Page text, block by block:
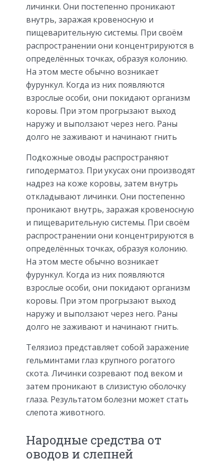
личинки. Они постепенно проникают
внутрь, заражая кровеносную и
пищеварительную системы. При своём
распространении они концентрируются в
определённых точках, образуя колонию.
На этом месте обычно возникает
фурункул. Когда из них появляются
взрослые особи, они покидают организм
коровы. При этом прогрызают выход
наружу и выползают через него. Раны
долго не заживают и начинают гнить
Подкожные оводы распространяют
гиподерматоз. При укусах они производят
надрез на коже коровы, затем внутрь
откладывают личинки. Они постепенно
проникают внутрь, заражая кровеносную
и пищеварительную системы. При своём
распространении они концентрируются в
определённых точках, образуя колонию.
На этом месте обычно возникает
фурункул. Когда из них появляются
взрослые особи, они покидают организм
коровы. При этом прогрызают выход
наружу и выползают через него. Раны
долго не заживают и начинают гнить.
Телязиоз представляет собой заражение
гельминтами глаз крупного рогатого
скота. Личинки созревают под веком и
затем проникают в слизистую оболочку
глаза. Результатом болезни может стать
слепота животного.
Народные средства от
оводов и слепней